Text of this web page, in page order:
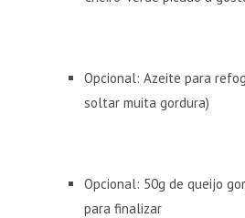
Opcional: Azeite para
soltar muita gordura)
Opcional: 50g de queijo
para finalizar